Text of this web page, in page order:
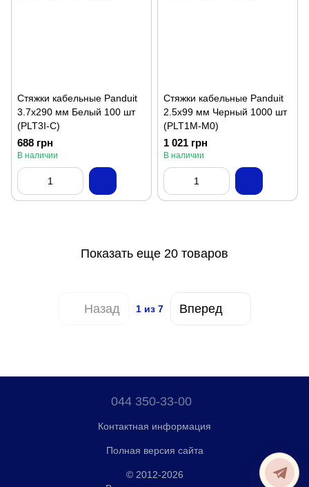
Стяжки кабельные Panduit
3.7x290 мм Белый 100 шт
(PLT3I-C)
688 грн
В наличии
Стяжки кабельные Panduit
2.5х99 мм Черный 1000 шт
(PLT1M-M0)
1 021 грн
В наличии
Показать еще 20 товаров
Назад 1из 7 Вперед
044 350-33-00
Контактная информация
Полная версия сайта
© 2012-2026